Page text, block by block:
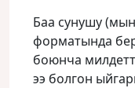
Баа сунушу
форматында
боюнча
ээ болгон